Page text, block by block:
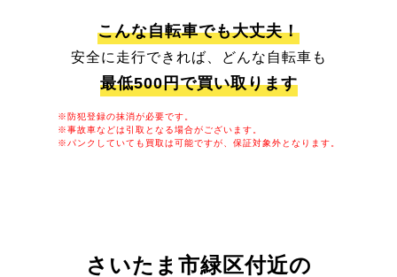
こんな自転車でも大丈夫！
安全に走行できれば、どんな自転車も
最低500円で買い取ります
※防犯登録の抹消が必要です。
※事故車などは引取となる場合がございます。
※パンクしていても買取は可能ですが、保証対象外となります。
さいたま市緑区付近の